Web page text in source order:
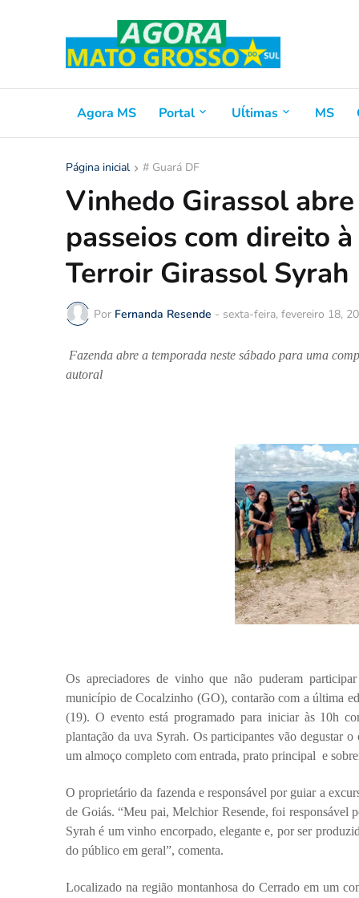
Agora MS Portal Uĺtimas MS
Página inicial # Guará DF
Vinhedo Girassol
passeios com direito
Terroir Girassol Syrah
Por Fernanda Resende - sexta-feira, fevereiro 18,
Fazenda abre a temporada neste sábado para uma
autoral
Os apreciadores de vinho que não puderam
município de Cocalzinho (GO), contarão com a última
(19). O evento está programado para iniciar às 10h
plantação da uva Syrah. Os participantes vão degustar
um almoço completo com entrada, prato principal  e
O proprietário da fazenda e responsável por guiar a
de Goiás. “Meu pai, Melchior Resende, foi
Syrah é um vinho encorpado, elegante e, por ser
do público em geral”, comenta.
Localizado na região montanhosa do Cerrado em um